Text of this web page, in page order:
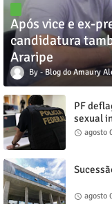
Após vice e ex-
candidatura
Araripe
Blog do Amaury
PF
sexual
agosto
agosto